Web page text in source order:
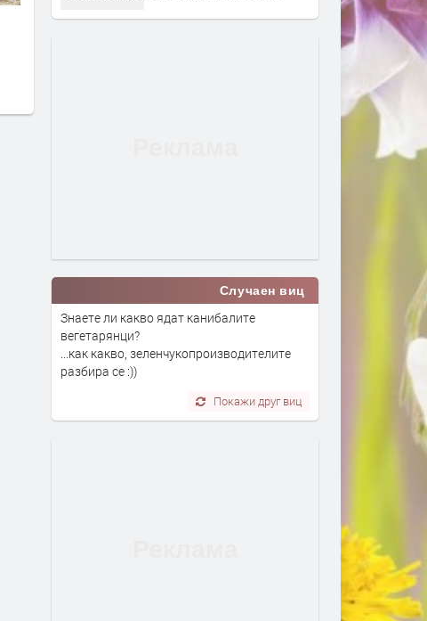
Входът в басейните в
Канят на събор в
памет на Елмалъ баба
Случаен виц
Знаете ли какво ядат канибалите
вегетарянци?
...как какво, зеленчукопроизводителите
разбира се :))
Покажи друг виц